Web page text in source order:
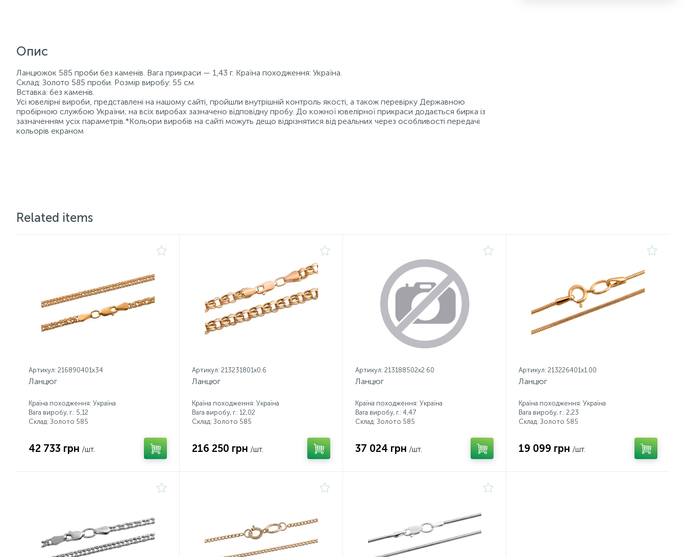
Опис
Ланцюжок 585 проби без каменів. Вага прикраси — 1,43 г. Країна походження: Україна.
Склад: Золото 585 проби. Розмір виробу: 55 см
Вставка: без каменів.
Усі ювелірні вироби, представлені на нашому сайті, пройшли внутрішній контроль якості, а також перевірку Державною
пробірною службою України; на всіх виробах зазначено відповідну пробу. До кожної ювелірної прикраси додається бирка із
зазначенням усіх параметрів.*Кольори виробів на сайті можуть дещо відрізнятися від реальних через особливості передачі
кольорів екраном
Related items
Артикул: 216890401x34
Ланцюг
Країна походження: Україна
Вага виробу, г.: 5,12
Склад: Золото 585
42 733 грн /шт.
Артикул: 213231801x0.6
Ланцюг
Країна походження: Україна
Вага виробу, г.: 12,02
Склад: Золото 585
216 250 грн /шт.
Артикул: 213188502x2.60
Ланцюг
Країна походження: Україна
Вага виробу, г.: 4,47
Склад: Золото 585
37 024 грн /шт.
Артикул: 213226401x1.00
Ланцюг
Країна походження: Україна
Вага виробу, г.: 2,23
Склад: Золото 585
19 099 грн /шт.